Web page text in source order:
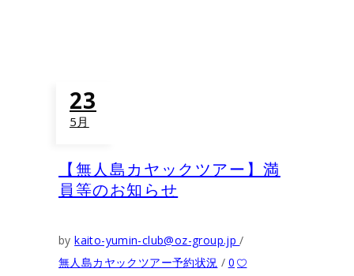
23
5月
【無人島カヤックツアー】満
員等のお知らせ
bykaito-yumin-club@oz-group.jp
無人島カヤックツアー予約状況
0